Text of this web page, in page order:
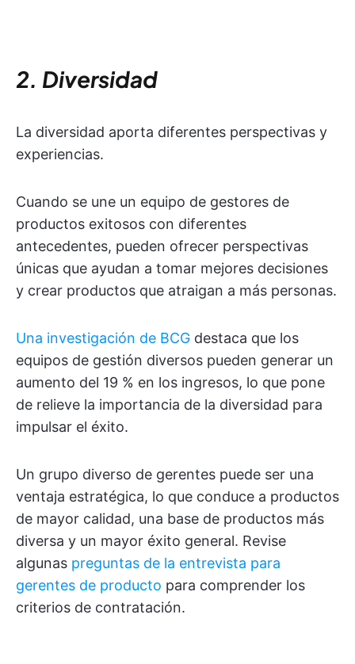
2. Diversidad
La diversidad aporta diferentes perspectivas y
experiencias.
Cuando se une un equipo de gestores de
productos exitosos con diferentes
antecedentes, pueden ofrecer perspectivas
únicas que ayudan a tomar mejores decisiones
y crear productos que atraigan a más personas.
Una investigación de BCG destaca que los
equipos de gestión diversos pueden generar un
aumento del 19 % en los ingresos, lo que pone
de relieve la importancia de la diversidad para
impulsar el éxito.
Un grupo diverso de gerentes puede ser una
ventaja estratégica, lo que conduce a productos
de mayor calidad, una base de productos más
diversa y un mayor éxito general. Revise
algunas preguntas de la entrevista para
gerentes de producto para comprender los
criterios de contratación.